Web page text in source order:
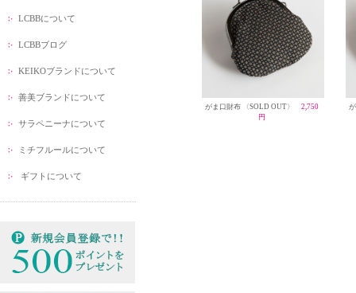
LCBBについて
LCBBブログ
KEIKOブランドについて
善美ブランドについて
サラペニーナについて
ミチフルールについて
ギフトについて
がま口財布 〈SOLD OUT〉
2,750
円